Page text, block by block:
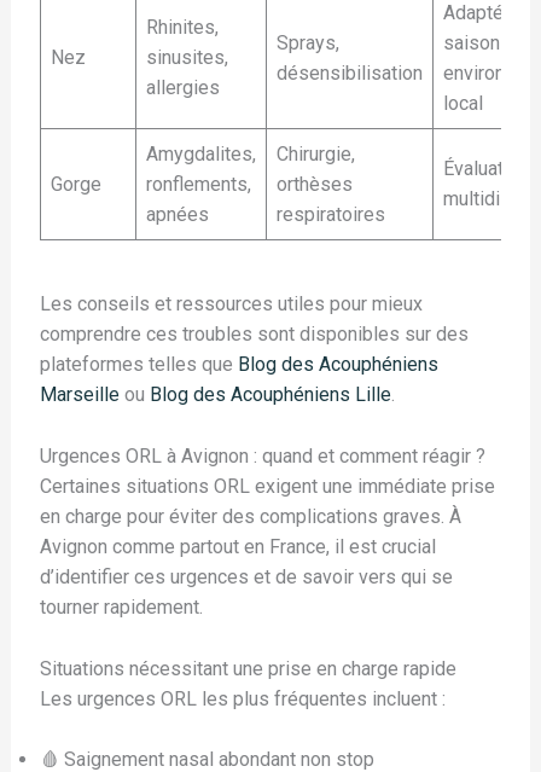
Nez
Rhinites,
sinusites,
allergies
Sprays,
désensibilisation
Adapté aux
saisons et
local
Gorge
Amygdalites,
ronflements,
apnées
Chirurgie,
orthèses
respiratoires
Évaluation
Les conseils et ressources utiles pour mieux
comprendre ces troubles sont disponibles sur des
plateformes telles que Blog des Acouphéniens
Marseilleou Blog des Acouphéniens Lille.
Urgences ORL à Avignon : quand et comment réagir ?
Certaines situations ORL exigent une immédiate prise
en charge pour éviter des complications graves. À
Avignon comme partout en France, il est crucial
d’identifier ces urgences et de savoir vers qui se
tourner rapidement.
Situations nécessitant une prise en charge rapide
Les urgences ORL les plus fréquentes incluent :
🩸 Saignement nasal abondant non stop